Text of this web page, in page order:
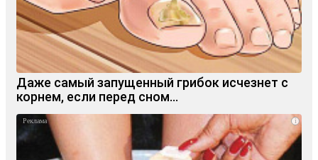
Даже самый запущенный грибок исчезнет с
корнем, если перед сном…
i